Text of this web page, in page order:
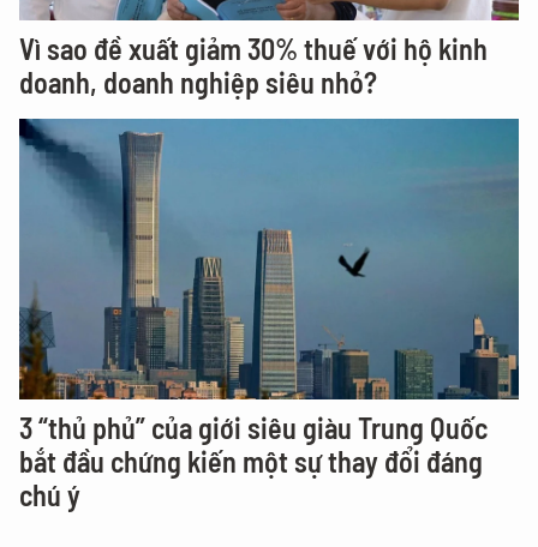
Vì sao đề xuất giảm 30% thuế với hộ kinh
doanh, doanh nghiệp siêu nhỏ?
3 “thủ phủ” của giới siêu giàu Trung Quốc
bắt đầu chứng kiến một sự thay đổi đáng
chú ý